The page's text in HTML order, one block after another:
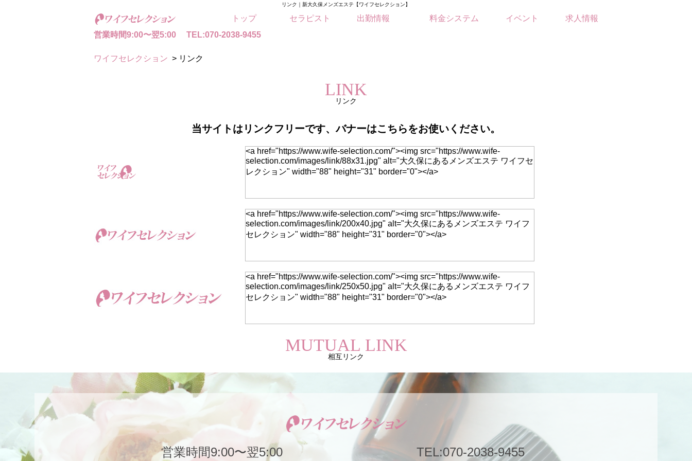
リンク｜新大久保メンズエステ【ワイフセレクション】
トップ セラピスト 出勤情報 料金システム イベント
求人情報
営業時間9:00〜翌5:00
TEL:070-2038-9455
ワイフセレクション > リンク
LINK
リンク
当サイトはリンクフリーです、バナーはこちらをお使いください。
<a href="https://www.wife-selection.com/"><img src="https://www.wife-
selection.com/images/link/88x31.jpg" alt="大久保にあるメンズエステ ワイフセ
レクション" width="88" height="31" border="0"></a>
<a href="https://www.wife-selection.com/"><img src="https://www.wife-
selection.com/images/link/200x40.jpg" alt="大久保にあるメンズエステ ワイフ
セレクション" width="88" height="31" border="0"></a>
<a href="https://www.wife-selection.com/"><img src="https://www.wife-
selection.com/images/link/250x50.jpg" alt="大久保にあるメンズエステ ワイフ
セレクション" width="88" height="31" border="0"></a>
MUTUAL LINK
相互リンク
営業時間9:00〜翌5:00 TEL:070-2038-9455